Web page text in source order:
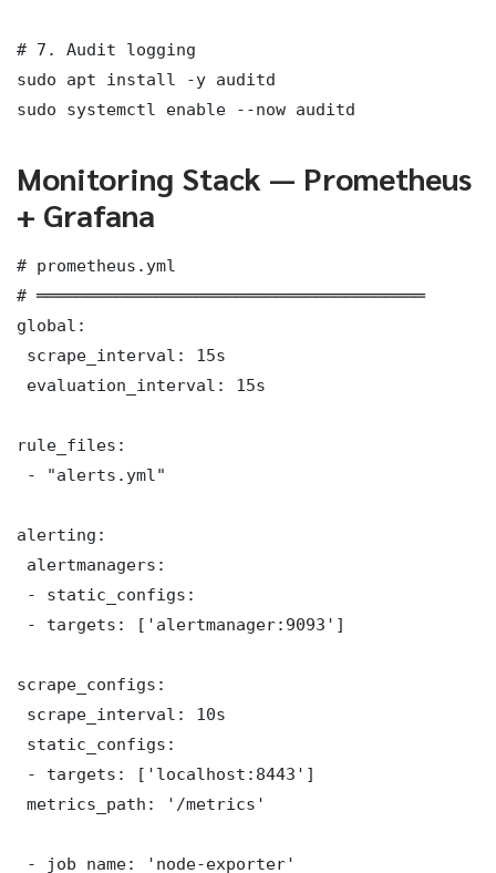
# 7. Audit logging
sudo apt install -y auditd
sudo systemctl enable --now auditd
Monitoring Stack — Prometheus
+ Grafana
# prometheus.yml
# ═══════════════════════════════════════
global:
scrape_interval: 15s
evaluation_interval: 15s
rule_files:
- "alerts.yml"
alerting:
alertmanagers:
- static_configs:
- targets: ['alertmanager:9093']
scrape_configs:
scrape_interval: 10s
static_configs:
- targets: ['localhost:8443']
metrics_path: '/metrics'
- job_name: 'node-exporter'